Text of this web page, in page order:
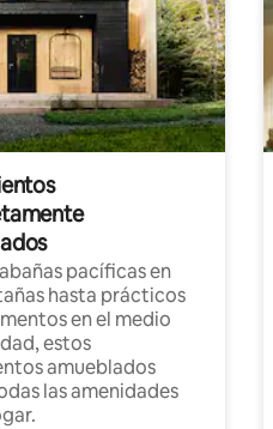
pacíficas en
hasta prácticos
en el medio
estos
amueblados
las amenidades